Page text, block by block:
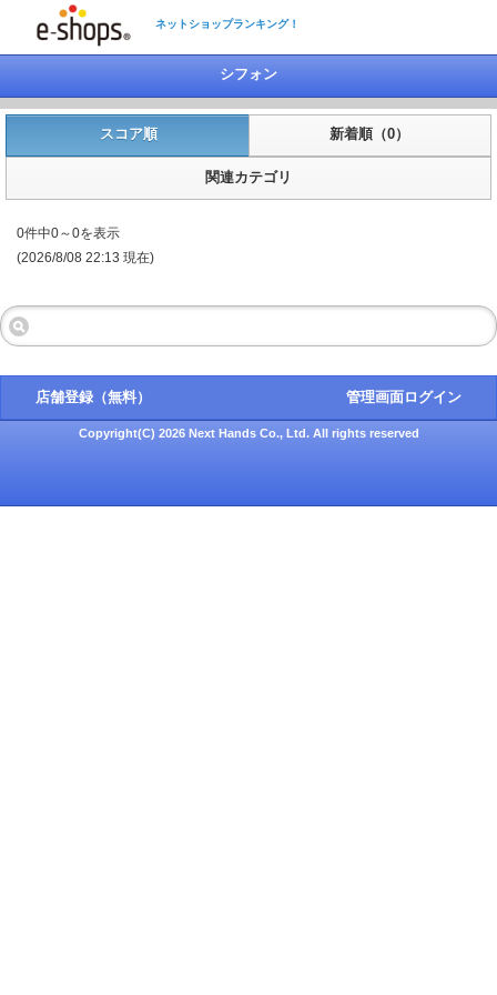
ネットショップランキング！
シフォン
スコア順 新着順（0）
関連カテゴリ
0件中0～0を表示
(2026/8/08 22:13 現在)
店舗登録（無料） 管理画面ログイン
Copyright(C) 2026 Next Hands Co., Ltd. All rights reserved